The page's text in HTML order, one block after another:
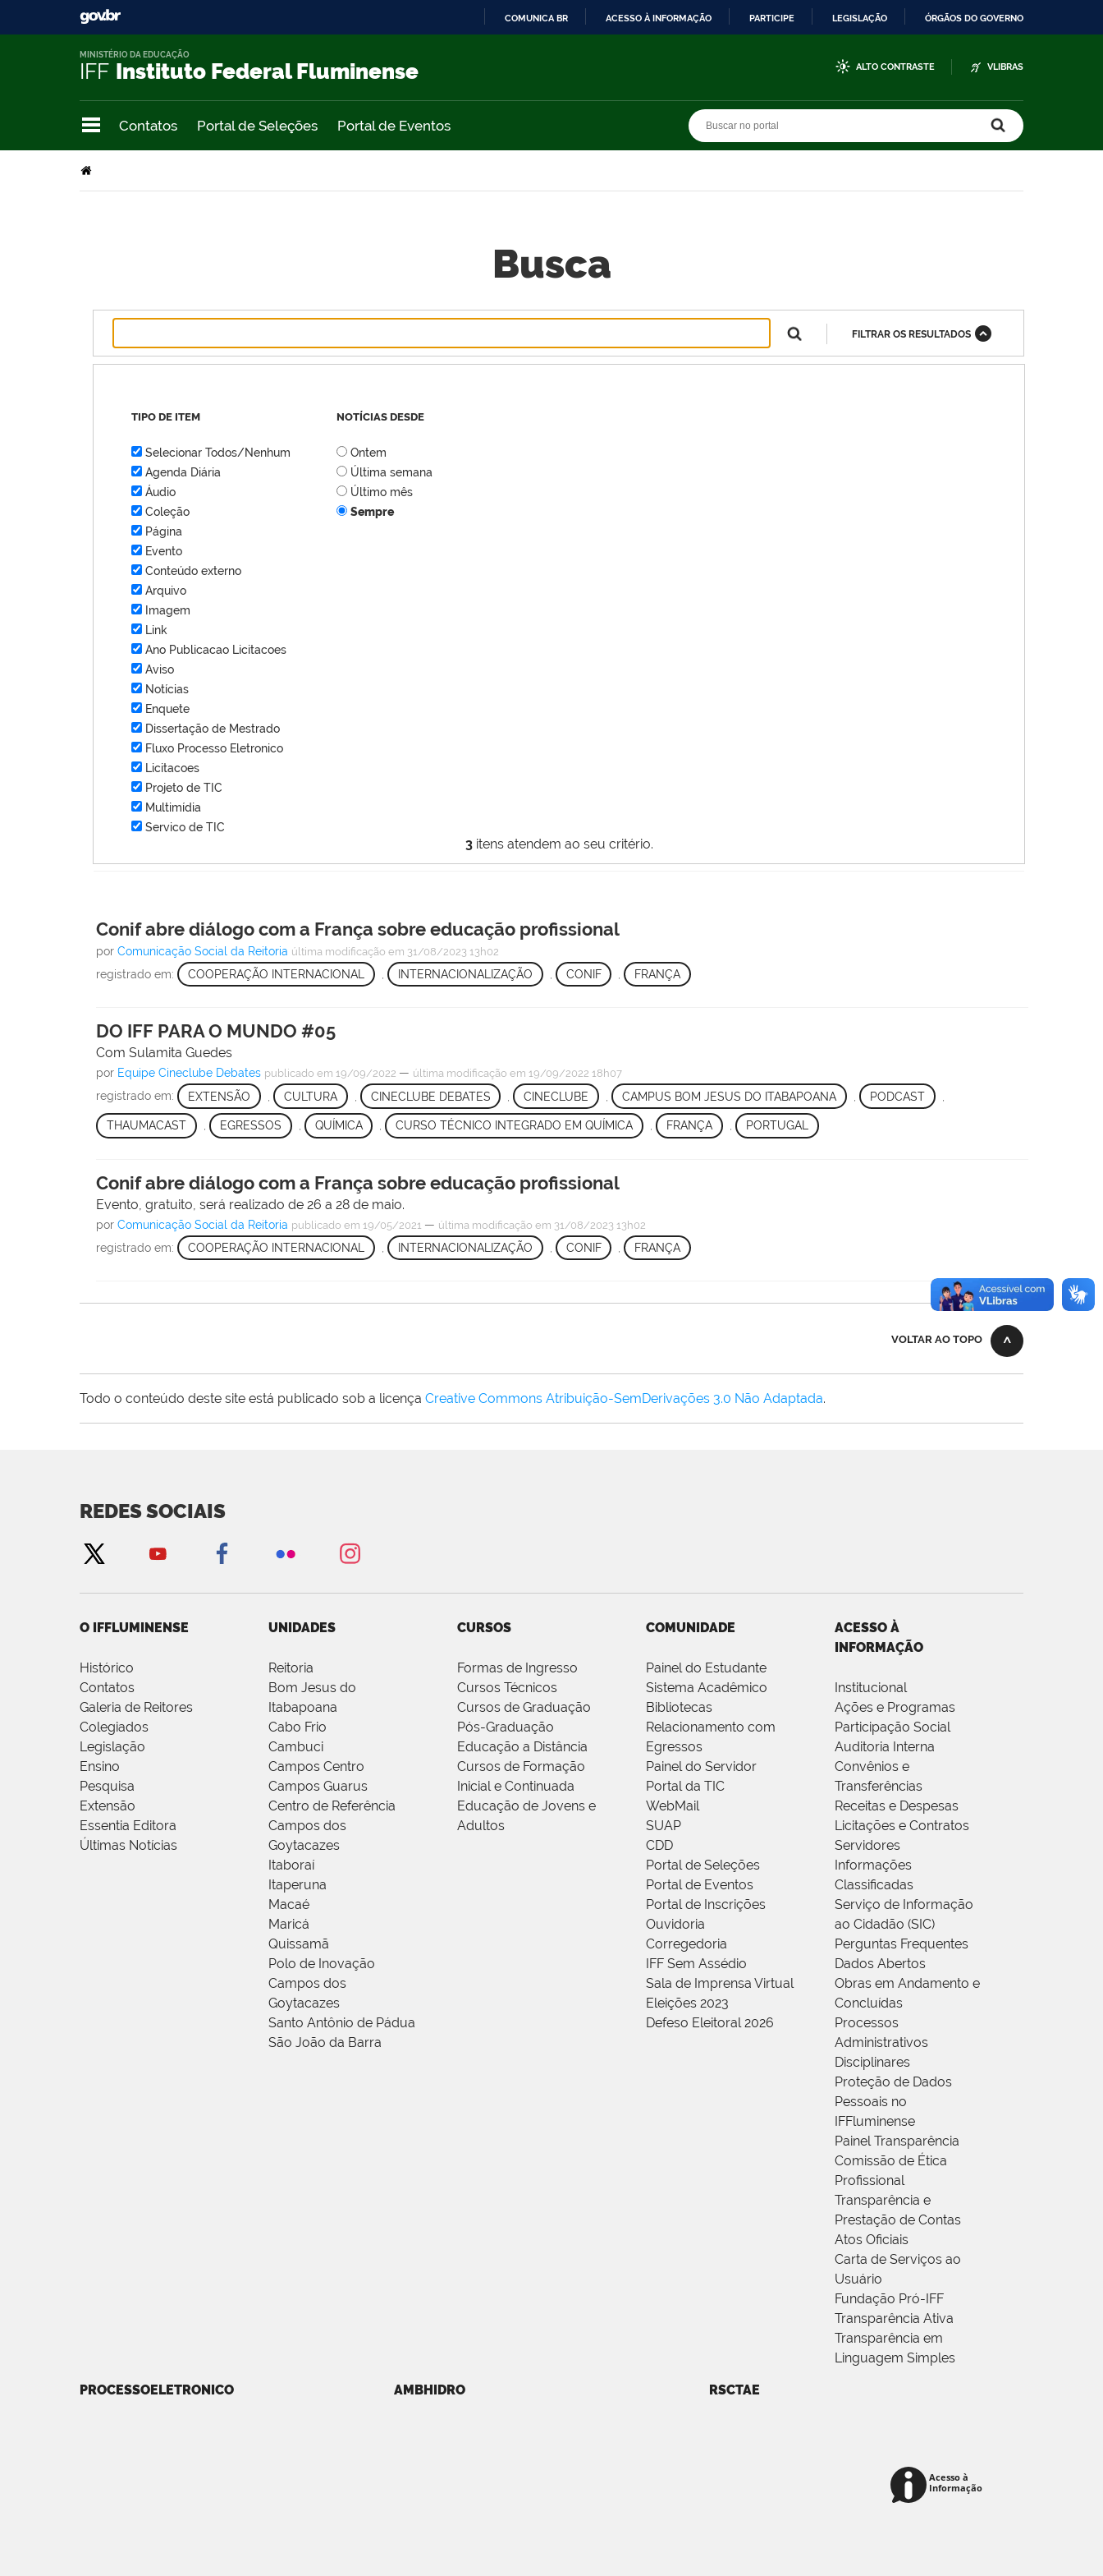
COMUNICA BR ACESSO À INFORMAÇÃO PARTICIPE LEGISLAÇÃO ÓRGÃOS DO GOVERNO
IFF Instituto Federal Fluminense
MINISTÉRIO DA EDUCAÇÃO
ALTO CONTRASTE VLIBRAS
Contatos Portal de Seleções Portal de Eventos
Busca
3itens atendem ao seu critério.
FILTRAR OS RESULTADOS
TIPO DE ITEM
Selecionar Todos/Nenhum
Agenda Diária
Áudio
Coleção
Página
Evento
Conteúdo externo
Arquivo
Imagem
Link
Ano Publicacao Licitacoes
Aviso
Notícias
Enquete
Dissertação de Mestrado
Fluxo Processo Eletronico
Licitacoes
Projeto de TIC
Multimídia
Servico de TIC
NOTÍCIAS DESDE
Ontem
Última semana
Último mês
Sempre
Conif abre diálogo com a França sobre educação profissional
porComunicação Social da Reitoria última modificação em 31/08/2023 13h02
registrado em: COOPERAÇÃO INTERNACIONAL INTERNACIONALIZAÇÃO CONIF , FRANÇA
DO IFF PARA O MUNDO #05
Com Sulamita Guedes
por Equipe Cineclube Debates publicado em 19/09/2022 — última modificação em 19/09/2022 18h07
registrado em: EXTENSÃO CULTURA CINECLUBE DEBATES , CINECLUBE , CAMPUS BOM JESUS DO ITABAPOANA PODCAST
THAUMACAST , EGRESSOS , QUÍMICA , CURSO TÉCNICO INTEGRADO EM QUÍMICA , FRANÇA , PORTUGAL
Conif abre diálogo com a França sobre educação profissional
Evento, gratuito, será realizado de 26 a 28 de maio.
porComunicação Social da Reitoria publicado em 19/05/2021 — última modificação em 31/08/2023 13h02
registrado em: COOPERAÇÃO INTERNACIONAL INTERNACIONALIZAÇÃO CONIF , FRANÇA
VOLTAR AO TOPO
Todo o conteúdo deste site está publicado sob a licença Creative Commons Atribuição-SemDerivações 3.0 Não Adaptada.
REDES SOCIAIS
O IFFLUMINENSE
Histórico
Contatos
Galeria de Reitores
Colegiados
Legislação
Ensino
Pesquisa
Extensão
Essentia Editora
Últimas Notícias
UNIDADES
Reitoria
Bom Jesus do
Itabapoana
Cabo Frio
Cambuci
Campos Centro
Campos Guarus
Centro de Referência
Campos dos
Goytacazes
Itaboraí
Itaperuna
Macaé
Maricá
Quissamã
Polo de Inovação
Campos dos
Goytacazes
Santo Antônio de Pádua
São João da Barra
CURSOS
Formas de Ingresso
Cursos Técnicos
Cursos de Graduação
Pós-Graduação
Educação a Distância
Cursos de Formação
Inicial e Continuada
Educação de Jovens e
Adultos
COMUNIDADE
Painel do Estudante
Sistema Acadêmico
Bibliotecas
Relacionamento com
Egressos
Painel do Servidor
Portal da TIC
WebMail
SUAP
CDD
Portal de Seleções
Portal de Eventos
Portal de Inscrições
Ouvidoria
Corregedoria
IFF Sem Assédio
Sala de Imprensa Virtual
Eleições 2023
Defeso Eleitoral 2026
ACESSO À
INFORMAÇÃO
Institucional
Ações e Programas
Participação Social
Auditoria Interna
Convênios e
Transferências
Receitas e Despesas
Licitações e Contratos
Servidores
Informações
Classificadas
Serviço de Informação
ao Cidadão (SIC)
Perguntas Frequentes
Dados Abertos
Obras em Andamento e
Concluídas
Processos
Administrativos
Disciplinares
Proteção de Dados
Pessoais no
IFFluminense
Painel Transparência
Comissão de Ética
Profissional
Transparência e
Prestação de Contas
Atos Oficiais
Carta de Serviços ao
Usuário
Fundação Pró-IFF
Transparência Ativa
Transparência em
Linguagem Simples
PROCESSOELETRONICO AMBHIDRO RSCTAE